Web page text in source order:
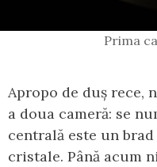
Prima
Apropo de duș rece,
a doua cameră: se
centrală este un brad
cristale. Până acum